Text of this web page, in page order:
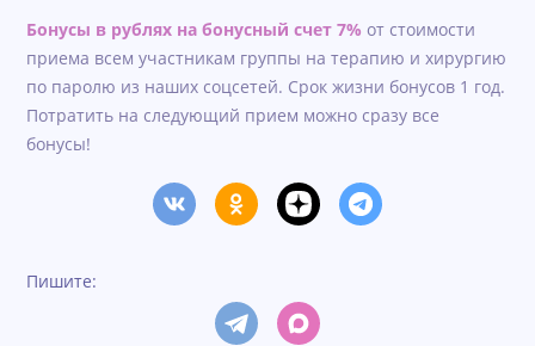
Бонусы в рублях на бонусный счет 7% от стоимости
приема всем участникам группы на терапию и хирургию
по паролю из наших соцсетей. Срок жизни бонусов 1 год.
Потратить на следующий прием можно сразу все
бонусы!
Пишите: